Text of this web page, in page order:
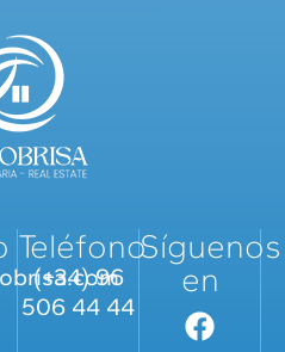
Teléfono
(+34) 96
506 44 44
Síguenos
en